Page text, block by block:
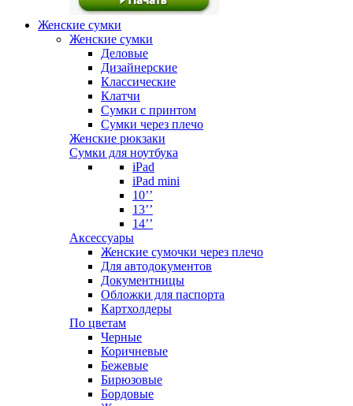
Женские сумки
Женские сумки
Деловые
Дизайнерские
Классические
Клатчи
Сумки с принтом
Сумки через плечо
Женские рюкзаки
Сумки для ноутбука
iPad
iPad mini
10’’
13’’
14’’
Аксессуары
Женские сумочки через плечо
Для автодокументов
Документницы
Обложки для паспорта
Картхолдеры
По цветам
Черные
Коричневые
Бежевые
Бирюзовые
Бордовые